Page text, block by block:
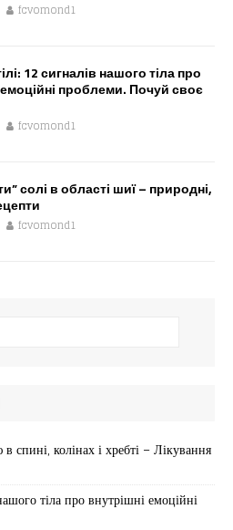
fcvomond1
12 сигналів нашого тіла про
емоційні проблеми. Почуй своє
fcvomond1
солі в області шиї – природні,
fcvomond1
спині, колінах і хребті – Лікування
тіла про внутрішні емоційні